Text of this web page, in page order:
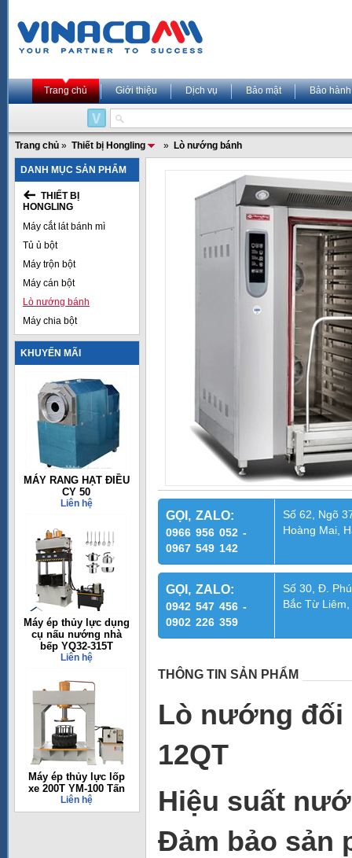
Trang chủ Giới thiệu Dịch vụ Bảo mật Bảo hành
Trang chủ » Thiết bị Hongling » Lò nướng bánh
DANH MỤC SẢN PHẨM
THIẾT BỊ
HONGLING
Máy cắt lát bánh mì
Tủ ủ bột
Máy trộn bột
Máy cán bột
Lò nướng bánh
Máy chia bột
KHUYẾN MÃI
MÁY RANG HẠT ĐIỀU
CY 50
Liên hệ
Máy ép thủy lực dụng
cụ nấu nướng nhà
bếp YQ32-315T
Liên hệ
Máy ép thủy lực lốp
xe 200T YM-100 Tấn
Liên hệ
GỌI, ZALO:
0966 956 052 -
0967 549 142
Số 62, Ngõ
Hoàng Mai,
GỌI, ZALO:
0942 547 456 -
0902 226 359
Số 30, Đ.
Bắc Từ
THÔNG TIN SẢN PHẨM
Lò nướng đối
12QT
Hiệu suất
Đảm bảo sản